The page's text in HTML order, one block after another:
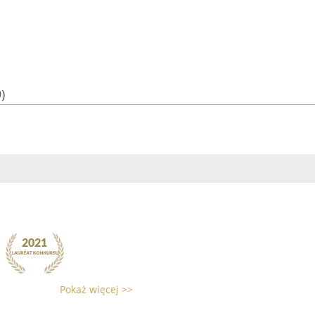
Pokaż więcej >>